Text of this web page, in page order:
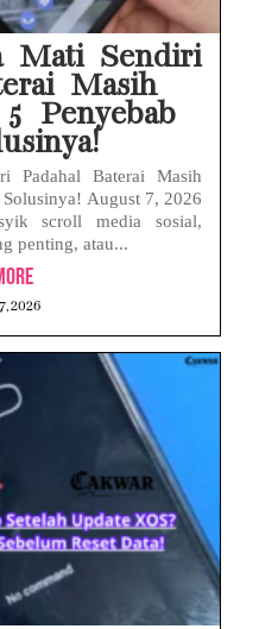
Mati Sendiri
Masih
Penyebab
Padahal Baterai Masih
August 7, 2026
scroll media sosial,
penting, atau...
2026